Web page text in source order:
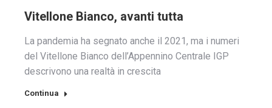
Vitellone Bianco, avanti tutta
La pandemia ha segnato anche il 2021, ma i numeri
del Vitellone Bianco dell’Appennino Centrale IGP
descrivono una realtà in crescita
Continua